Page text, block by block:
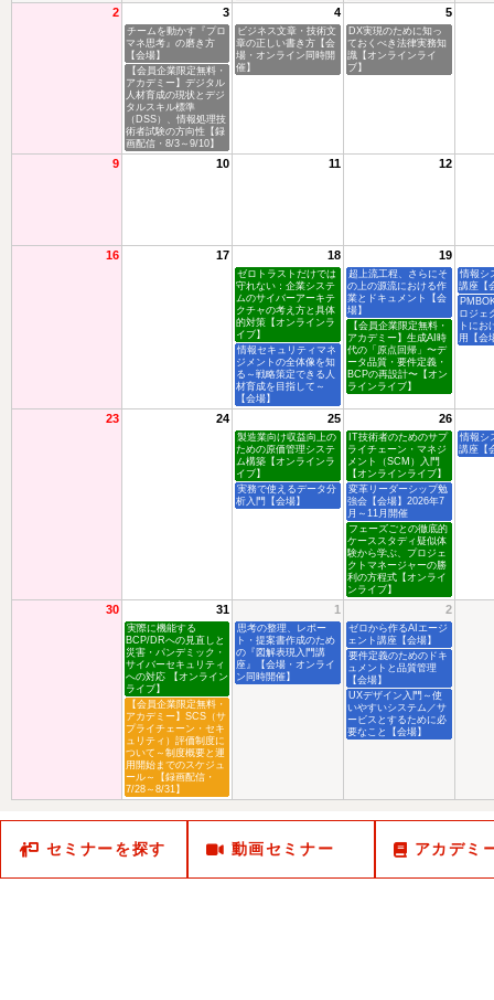
2 3 4 5
9 10 11 12
16 17 18 19
23 24 25 26
30 31 1 2
チームを動かす『プロ
マネ思考』の磨き方
【会場】
ビジネス文章・技術文
章の正しい書き方【会
場・オンライン同時開
催】
DX実現のために知っ
ておくべき法律実務知
識【オンラインライ
ブ】
【会員企業限定無料・
アカデミー】デジタル
人材育成の現状とデジ
タルスキル標準
（DSS）、情報処理技
術者試験の方向性【録
画配信・8/3～9/10】
情報シ
講座【
ゼロトラストだけでは
守れない：企業システ
ムのサイバーアーキテ
クチャの考え方と具体
的対策【オンラインラ
イブ】
超上流工程、さらにそ
の上の源流における作
業とドキュメント【会
場】
情報セキュリティマネ
ジメントの全体像を知
る～戦略策定できる人
材育成を目指して～
【会場】
【会員企業限定無料・
アカデミー】生成AI時
代の「原点回帰」〜デ
ータ品質・要件定義・
BCPの再設計〜【オン
ラインライブ】
ロジェ
トにお
用【会
情報シ
講座【
製造業向け収益向上の
ための原価管理システ
ム構築【オンラインラ
イブ】
IT技術者のためのサプ
ライチェーン・マネジ
メント（SCM）入門
【オンラインライブ】
実務で使えるデータ分
析入門【会場】
変革リーダーシップ勉
強会【会場】2026年7
月～11月開催
フェーズごとの徹底的
ケーススタディ疑似体
験から学ぶ、プロジェ
クトマネージャーの勝
利の方程式【オンライ
ンライブ】
実際に機能する
BCP/DRへの見直しと
災害・パンデミック・
サイバーセキュリティ
への対応 【オンライン
ライブ】
思考の整理、レポー
ト・提案書作成のため
の『図解表現入門講
座』【会場・オンライ
ン同時開催】
ゼロから作るAIエージ
ェント講座【会場】
【会員企業限定無料・
アカデミー】SCS（サ
プライチェーン・セキ
ュリティ）評価制度に
ついて～制度概要と運
用開始までのスケジュ
ール～【録画配信・
7/28～8/31】
要件定義のためのドキ
ュメントと品質管理
【会場】
UXデザイン入門～使
いやすいシステム／サ
ービスとするために必
要なこと【会場】
セミナーを探す 動画セミナー アカデミ